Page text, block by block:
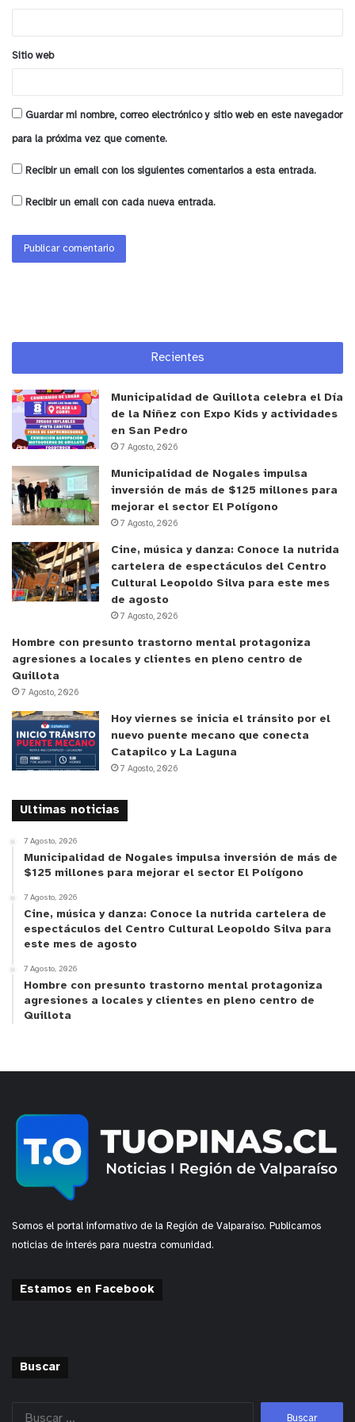
y tú, ¿qué opinas?
*
Sitio web
Guardar mi nombre, correo electrónico y sitio web en este navegador
para la próxima vez que comente.
Recibir un email con los siguientes comentarios a esta entrada.
Recibir un email con cada nueva entrada.
Recientes
Municipalidad de Quillota celebra el Día
de la Niñez con Expo Kids y actividades
en San Pedro
7 Agosto, 2026
Municipalidad de Nogales impulsa
inversión de más de $125 millones para
mejorar el sector El Polígono
7 Agosto, 2026
Cine, música y danza: Conoce la nutrida
cartelera de espectáculos del Centro
Cultural Leopoldo Silva para este mes
de agosto
7 Agosto, 2026
Hombre con presunto trastorno mental protagoniza
agresiones a locales y clientes en pleno centro de
Quillota
7 Agosto, 2026
Hoy viernes se inicia el tránsito por el
nuevo puente mecano que conecta
Catapilco y La Laguna
7 Agosto, 2026
Ultimas noticias
7 Agosto, 2026
Municipalidad de Nogales impulsa inversión de más de
$125 millones para mejorar el sector El Polígono
7 Agosto, 2026
Cine, música y danza: Conoce la nutrida cartelera de
espectáculos del Centro Cultural Leopoldo Silva para
este mes de agosto
7 Agosto, 2026
Hombre con presunto trastorno mental protagoniza
agresiones a locales y clientes en pleno centro de
Quillota
Somos el portal informativo de la Región de Valparaíso. Publicamos
noticias de interés para nuestra comunidad.
Estamos en Facebook
Buscar